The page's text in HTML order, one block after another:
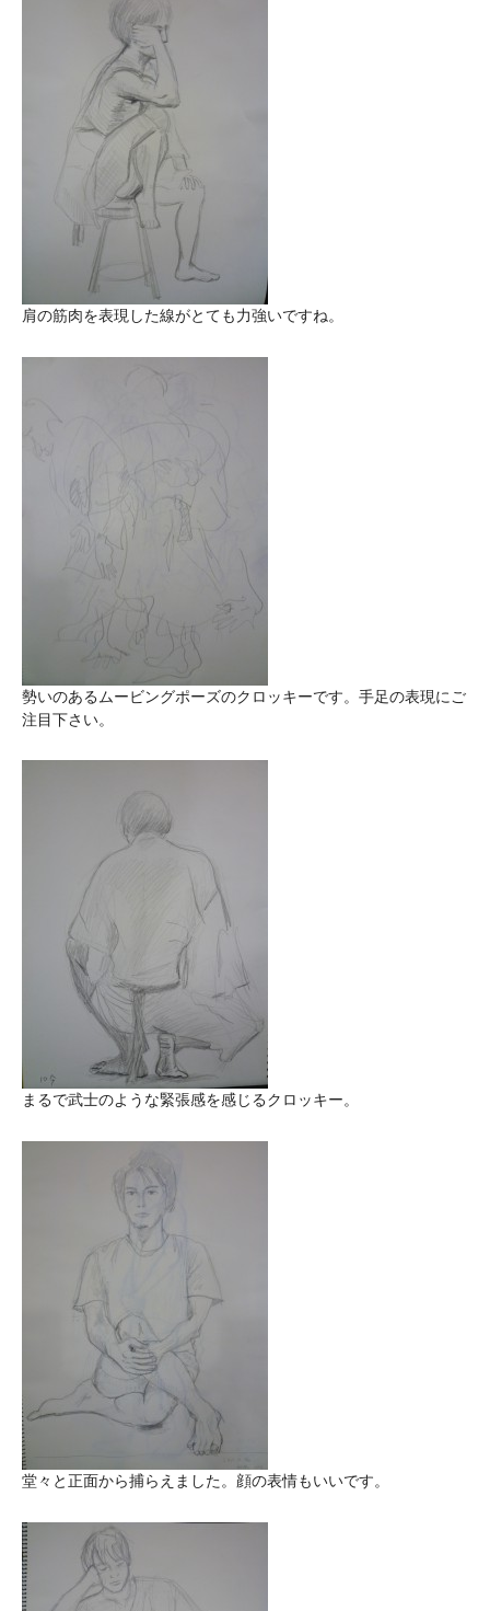
肩の筋肉を表現した線がとても力強いですね。
勢いのあるムービングポーズのクロッキーです。手足の表現にご
注目下さい。
まるで武士のような緊張感を感じるクロッキー。
堂々と正面から捕らえました。顔の表情もいいです。